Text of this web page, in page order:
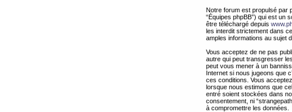
Notre forum est propulsé par
“Équipes phpBB”) qui est un
être téléchargé depuis
les interdit strictement dans
amples informations au sujet
Vous acceptez de ne pas
autre qui peut transgresser
peut vous mener à un
Internet si nous jugeons que
ces conditions. Vous
lorsque nous estimons que
entré soient stockées dans
consentement, ni
à compromettre les données.